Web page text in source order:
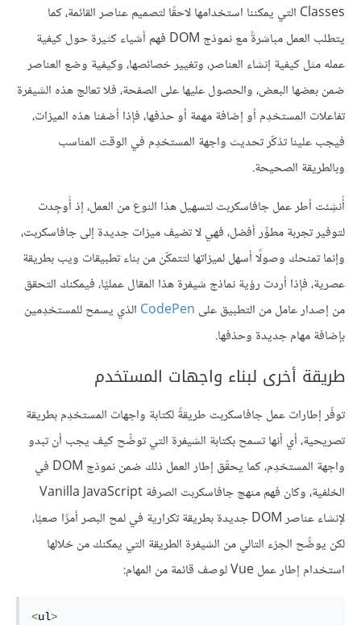
Classes التي يمكننا استخدامها لاحقًا لتصميم عناصر القائمة، كما
يتطلب العمل مباشرةً مع نموذج DOM فهم أشياء كثيرة حول كيفية
عمله مثل كيفية إنشاء العناصر، وتغيير خصائصها، وكيفية وضع العناصر
ضمن بعضها البعض، والحصول عليها على الصفحة، فلا تعالج هذه الشيفرة
تفاعلات المستخدِم أو إضافة مهمة أو حذفها، فإذا أضفنا هذه الميزات،
فيجب علينا تذكّر تحديث واجهة المستخدِم في الوقت المناسب
وبالطريقة الصحيحة.
أُنشِئت أطر عمل جافاسكربت لتسهيل هذا النوع من العمل، إذ أُوجِدت
لتوفير تجربة مطوِّر أفضل، فهي لا تضيف ميزات جديدة إلى جافاسكربت،
وإنما تمنحك وصولًا أسهل لميزاتها لتتمكّن من بناء تطبيقات ويب بطريقة
عصرية، فإذا أردت رؤية نماذج شيفرة هذا المقال عمليًا، فيمكنك التحقق
من إصدار عامل من التطبيق على CodePen الذي يسمح للمستخدِمين
بإضافة مهام جديدة وحذفها.
طريقة أخرى لبناء واجهات المستخدم
توفّر إطارات عمل جافاسكربت طريقةً لكتابة واجهات المستخدِم بطريقة
تصريحية، أي أنها تسمح بكتابة الشيفرة التي توضِّح كيف يجب أن تبدو
واجهة المستخدِم، كما يحقّق إطار العمل ذلك ضمن نموذج DOM في
الخلفية، وكان فهم منهج جافاسكربت الصرفة Vanilla JavaScript
لإنشاء عناصر DOM جديدة بطريقة تكرارية في لمح البصر أمرًا صعبًا،
لكن يوضِّح الجزء التالي من الشيفرة الطريقة التي يمكنك من خلالها
استخدام إطار عمل Vue لوصف قائمة من المهام:
<ul>